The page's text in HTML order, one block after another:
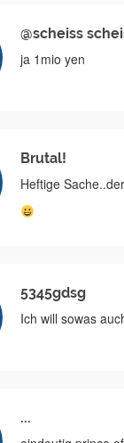
@scheiss
ja 1mio yen
Brutal!
Heftige
5345gdsg
Ich will sowas
...